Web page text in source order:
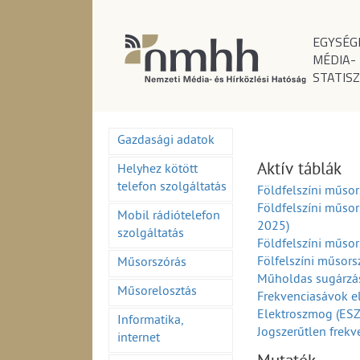
MÉDIA-
Gazdasági adatok
Helyhez kötött
telefon szolgáltatás
Mobil rádiótelefon
szolgáltatás
Műsorszórás
Műsorelosztás
Informatika,
internet
Aktív táblák
Földfelszíni
Földfelszíni
2025)
Földfelszíni
Fölfelszíni
Műholdas
Frekvenciasávok
Elektroszmog
Jogszerűtlen
Engedély szerinti